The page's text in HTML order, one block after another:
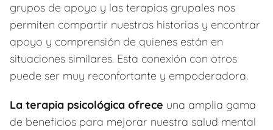
grupos de apoyo y las terapias grupales nos
permiten compartir nuestras historias y encontrar
apoyo y comprensión de quienes están en
situaciones similares. Esta conexión con otros
puede ser muy reconfortante y empoderadora.
La terapia psicológica ofrece una amplia gama
de beneficios para mejorar nuestra salud mental